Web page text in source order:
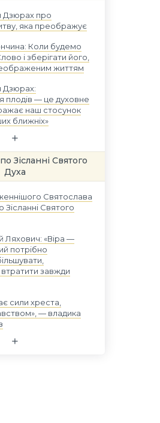
Дзюрах про
яка преображує
Коли будемо
і зберігати його,
життям
Дзюрах:
плодів — це духовне
наш стосунок
ближніх»
Зісланні Святого
Духа
Святослава
Зісланні Святого
Ляхович: «Віра —
потрібно
втратити завжди
сили хреста,
— владика